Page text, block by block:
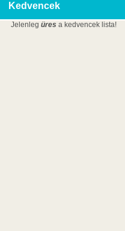
Kedvencek
Jelenleg üres a kedvencek lista!